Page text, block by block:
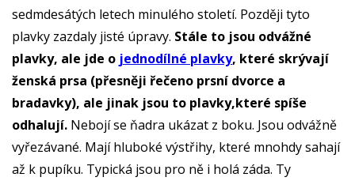
sedmdesátých letech minulého století. Později tyto
plavky zazdaly jisté úpravy. Stále to jsou odvážné
plavky, ale jde o jednodílné plavky, které skrývají
ženská prsa (přesněji řečeno prsní dvorce a
bradavky), ale jinak jsou to plavky,které spíše
odhalují. Nebojí se ňadra ukázat z boku. Jsou odvážně
vyřezávané. Mají hluboké výstřihy, které mnohdy sahají
až k pupíku. Typická jsou pro ně i holá záda. Ty